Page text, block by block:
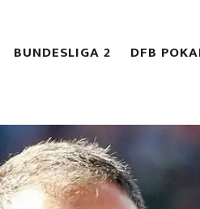
BUNDESLIGA 2 DFB